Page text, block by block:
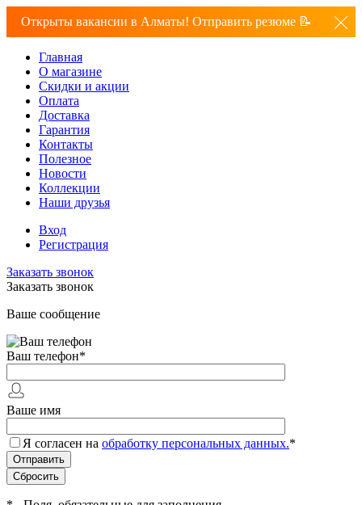
Открыты вакансии в Алматы! Отправить резюме 📝
Главная
О магазине
Скидки и акции
Оплата
Доставка
Гарантия
Контакты
Полезное
Новости
Коллекции
Наши друзья
Вход
Регистрация
Заказать звонок
Заказать звонок
Ваше сообщение
Ваш телефон*
Ваше имя
Я согласен на обработку персональных данных.*